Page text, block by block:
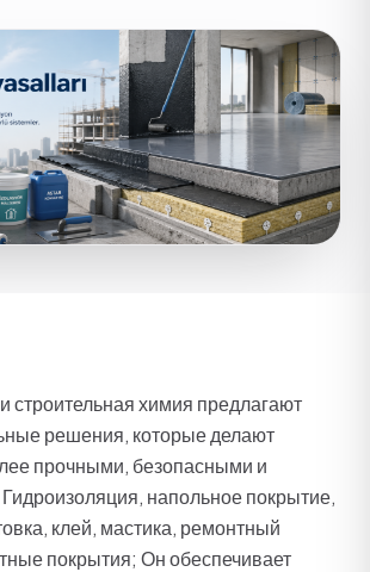
строительная химия предлагают
решения, которые делают
прочными, безопасными и
напольное покрытие,
клей, мастика, ремонтный
покрытия; Он обеспечивает